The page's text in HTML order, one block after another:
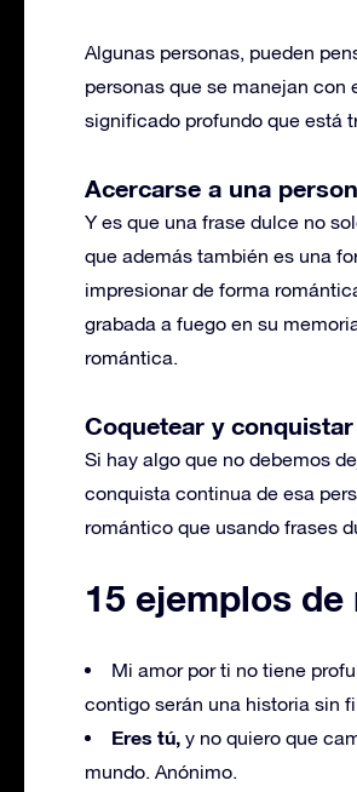
Algunas personas, pueden
personas que se manejan con
significado profundo que está
Acercarse a una
Y es que una frase dulce no
que además también es una
impresionar de forma
grabada a fuego en su
romántica.
Coquetear y
Si hay algo que no debemos
conquista continua de esa
romántico que usando frases
15 ejemplos
Mi amor por ti no tiene
contigo serán una historia sin
Eres tú, y no quiero que
mundo. Anónimo.